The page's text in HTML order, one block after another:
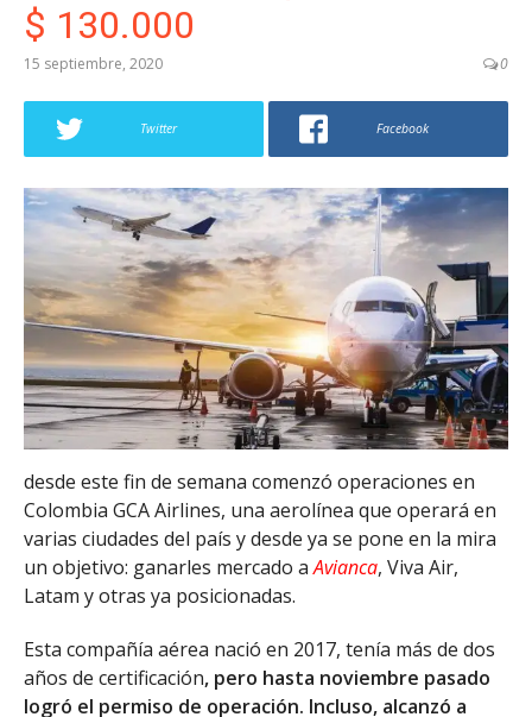
$ 130.000
15 septiembre, 2020 0
Twitter Facebook
desde este fin de semana comenzó operaciones en
Colombia GCA Airlines, una aerolínea que operará en
varias ciudades del país y desde ya se pone en la mira
un objetivo: ganarles mercado aAvianca, Viva Air,
Latam y otras ya posicionadas.
Esta compañía aérea nació en 2017, tenía más de dos
años de certificación, pero hasta noviembre pasado
logró el permiso de operación. Incluso, alcanzó a